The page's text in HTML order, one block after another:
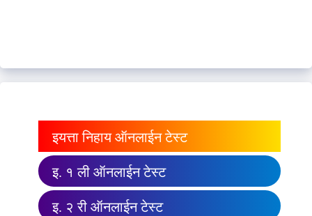
इयत्ता निहाय ऑनलाईन टेस्ट
इ. १ ली ऑनलाईन टेस्ट
इ. २ री ऑनलाईन टेस्ट